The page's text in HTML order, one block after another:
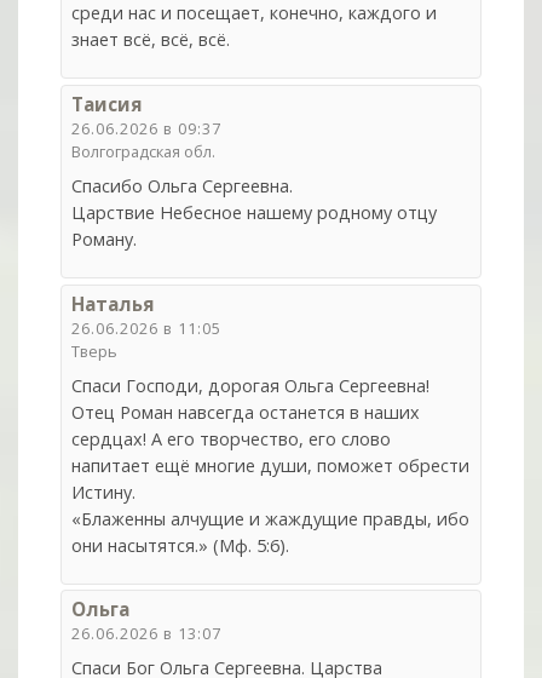
среди нас и посещает, конечно, каждого и
знает всё, всё, всё.
Таисия
26.06.2026 в 09:37
Волгоградская обл.
Спасибо Ольга Сергеевна.
Царствие Небесное нашему родному отцу
Роману.
Наталья
26.06.2026 в 11:05
Тверь
Спаси Господи, дорогая Ольга Сергеевна!
Отец Роман навсегда останется в наших
сердцах! А его творчество, его слово
напитает ещё многие души, поможет обрести
Истину.
«Блаженны алчущие и жаждущие правды, ибо
они насытятся.» (Мф. 5:6).
Ольга
26.06.2026 в 13:07
Спаси Бог Ольга Сергеевна. Царства